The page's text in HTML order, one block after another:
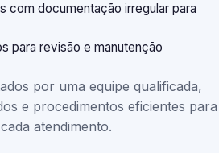
com documentação irregular para
para revisão e manutenção
por uma equipe qualificada,
e procedimentos eficientes para
atendimento.